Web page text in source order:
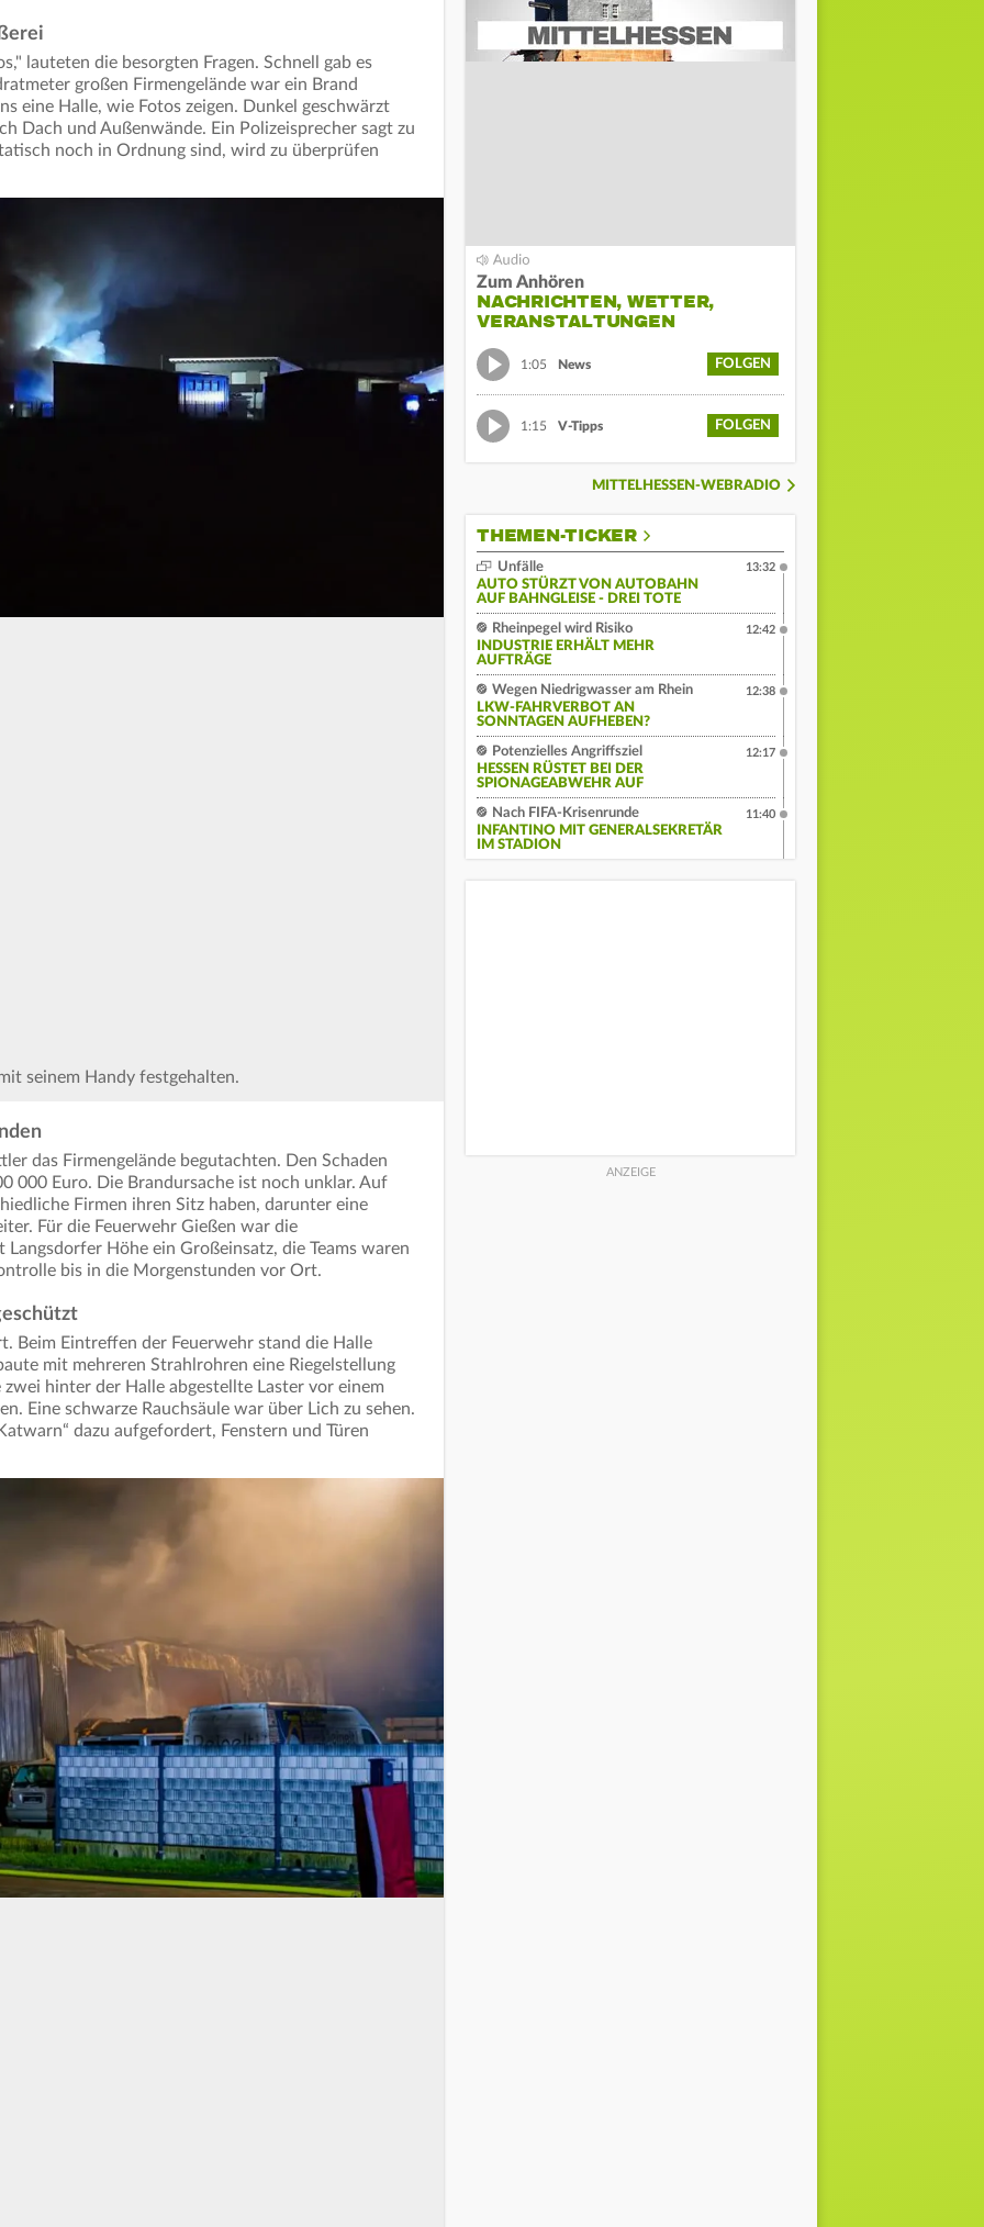
lauteten die besorgten Fragen. Schnell gab es
großen Firmengelände war ein Brand
eine Halle, wie Fotos zeigen. Dunkel geschwärzt
Dach und Außenwände. Ein Polizeisprecher sagt zu
noch in Ordnung sind, wird zu überprüfen
seinem Handy festgehalten.
das Firmengelände begutachten. Den Schaden
000 Euro. Die Brandursache ist noch unklar. Auf
Firmen ihren Sitz haben, darunter eine
Für die Feuerwehr Gießen war die
Höhe ein Großeinsatz, die Teams waren
bis in die Morgenstunden vor Ort.
Beim Eintreffen der Feuerwehr stand die Halle
mit mehreren Strahlrohren eine Riegelstellung
hinter der Halle abgestellte Laster vor einem
Eine schwarze Rauchsäule war über Lich zu sehen.
dazu aufgefordert, Fenstern und Türen
Zum Anhören
NACHRICHTEN, WETTER,
VERANSTALTUNGEN
1:05 News FOLGEN
1:15 V-Tipps FOLGEN
MITTELHESSEN-WEBRADIO
THEMEN-TICKER
Unfälle
AUTO STÜRZT VON AUTOBAHN
AUF BAHNGLEISE - DREI TOTE
13:32
Rheinpegel wird Risiko
INDUSTRIE ERHÄLT MEHR
AUFTRÄGE
12:42
Wegen Niedrigwasser am Rhein
LKW-FAHRVERBOT AN
SONNTAGEN AUFHEBEN?
12:38
Potenzielles Angriffsziel
HESSEN RÜSTET BEI DER
SPIONAGEABWEHR AUF
12:17
Nach FIFA-Krisenrunde
INFANTINO MIT GENERALSEKRETÄR
IM STADION
11:40